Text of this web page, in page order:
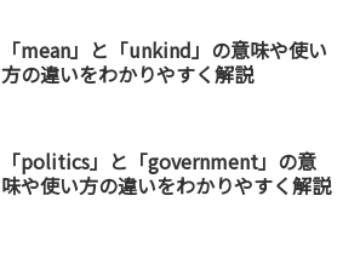
「mean」と「unkind」の意味や使い
方の違いをわかりやすく解説
「politics」と「government」の意
味や使い方の違いをわかりやすく解説